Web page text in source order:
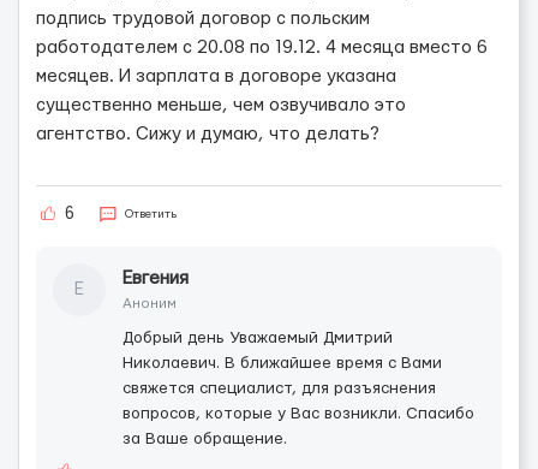
подпись трудовой договор с польским
работодателем с 20.08 по 19.12. 4 месяца вместо 6
месяцев. И зарплата в договоре указана
существенно меньше, чем озвучивало это
агентство. Сижу и думаю, что делать?
6 Ответить
Е
Евгения
Аноним
Добрый день Уважаемый Дмитрий
Николаевич. В ближайшее время с Вами
свяжется специалист, для разъяснения
вопросов, которые у Вас возникли. Спасибо
за Ваше обращение.